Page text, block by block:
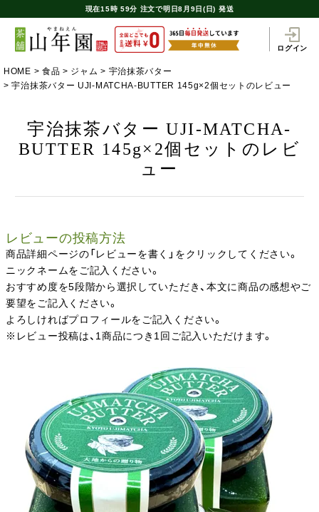
現在15時 59分 注文で明日8月9日(日) 発送
ログイン
HOME 食品 ジャム
宇治抹茶バター
宇治抹茶バター UJI-MATCHA-BUTTER 145g×2個セットのレビュー
宇治抹茶バター UJI-MATCHA-
BUTTER 145g×2個セットのレビ
ュー
レビューの投稿方法
商品詳細ページの「レビューを書く」をクリックしてください。
ニックネームをご記入ください。
おすすめ度を5段階から選択していただき、本文に商品の感想やご
要望をご記入ください。
よろしければプロフィールをご記入ください。
※レビュー投稿は、1商品につき1回ご記入いただけます。